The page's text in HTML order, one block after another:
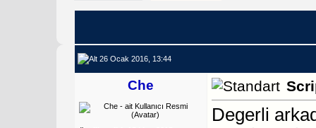
26 Ocak 2016, 13:44
Che
Degerli